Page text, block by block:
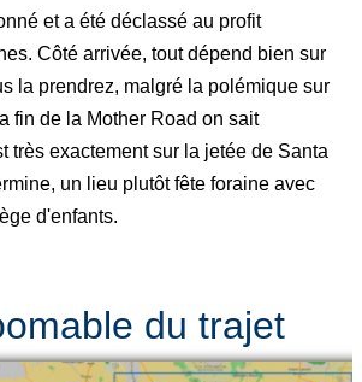
et a été déclassé au profit
Côté arrivée, tout dépend bien sur
la prendrez, malgré la polémique sur
fin de la Mother Road on sait
très exactement sur la jetée de Santa
un lieu plutôt fête foraine avec
d'enfants.
du trajet